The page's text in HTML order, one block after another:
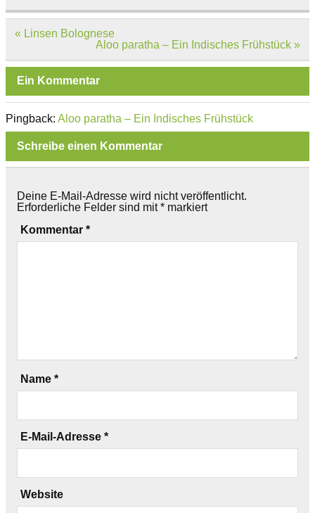
Beitragsnavigation
« Linsen Bolognese
Aloo paratha – Ein Indisches Frühstück »
Ein Kommentar
Pingback: Aloo paratha – Ein Indisches Frühstück
Schreibe einen Kommentar
Deine E-Mail-Adresse wird nicht veröffentlicht.
Erforderliche Felder sind mit* markiert
Kommentar *
Name *
E-Mail-Adresse *
Website